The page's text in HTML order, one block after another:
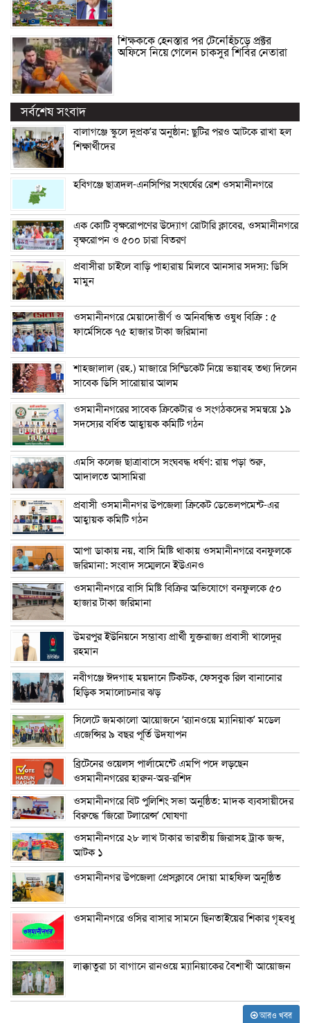
শিক্ষককে হেনস্তার পর টেনেহিঁচড়ে প্রক্টর
অফিসে নিয়ে গেলেন চাকসুর শিবির নেতারা
সর্বশেষ সংবাদ
বালাগঞ্জে স্কুলে দুপ্রক’র অনুষ্ঠান: ছুটির পরও আটকে রাখা হল
শিক্ষার্থীদের
হবিগঞ্জে ছাত্রদল-এনসিপির সংঘর্ষের রেশ ওসমানীনগরে
এক কোটি বৃক্ষরোপণের উদ্যোগ রোটারি ক্লাবের, ওসমানীনগরে
বৃক্ষরোপন ও ৫০০ চারা বিতরণ
প্রবাসীরা চাইলে বাড়ি পাহারায় মিলবে আনসার সদস্য: ডিসি
মামুন
ওসমানীনগরে মেয়াদোত্তীর্ণ ও অনিবন্ধিত ওষুধ বিক্রি : ৫
ফার্মেসিকে ৭৫ হাজার টাকা জরিমানা
শাহজালাল (রহ.) মাজারে সিন্ডিকেট নিয়ে ভয়াবহ তথ্য দিলেন
সাবেক ডিসি সারোয়ার আলম
ওসমানীনগরের সাবেক ক্রিকেটার ও সংগঠকদের সমন্বয়ে ১৯
সদস্যের বর্ধিত আহ্বায়ক কমিটি গঠন
এম‌সি কলেজ ছাত্রাবাসে সংঘবদ্ধ ধর্ষণ: রায় পড়া শুরু,
আদালতে আসামিরা
প্রবাসী ওসমানীনগর উপজেলা ক্রিকেট ডেভেলপমেন্ট-এর
আহ্বায়ক কমিটি গঠন
আপা ডাকায় নয়, বাসি মিষ্টি থাকায় ওসমানীনগরে বনফুলকে
জরিমানা: সংবাদ সম্মেলনে ইউএনও
ওসমানীনগরে বাসি মিষ্টি বিক্রির অভিযোগে বনফুলকে ৫০
হাজার টাকা জরিমানা
উমরপুর ইউনিয়নে সম্ভাব্য প্রার্থী যুক্তরাজ্য প্রবাসী খালেদুর
রহমান
নবীগঞ্জে ঈদগাহ ময়দানে টিকটক, ফেসবুক রিল বানানোর
হিড়িক সমালোচনার ঝড়
সিলেটে জমকালো আয়োজনে ‘র‍্যানওয়ে ম্যানিয়াক’ মডেল
এজেন্সির ৯ বছর পূর্তি উদযাপন
ব্রিটেনের ওয়েলস পার্লামেন্টে এমপি পদে লড়ছেন
ওসমানীনগরের হারুন-অর-রশিদ
ওসমানীনগরে বিট পুলিশিং সভা অনুষ্ঠিত: মাদক ব্যবসায়ীদের
বিরুদ্ধে ‘জিরো টলারেন্স’ ঘোষণা
ওসমানীনগরে ২৮ লাখ টাকার ভারতীয় জিরাসহ ট্রাক জব্দ,
আটক ১
ওসমানীনগর উপজেলা প্রেসক্লাবে দোয়া মাহফিল অনুষ্ঠিত
ওসমানীনগরে ওসির বাসার সামনে ছিনতাইয়ের শিকার গৃহবধু
লাক্কাতুরা চা বাগানে রানওয়ে ম্যানিয়াকের বৈশাখী আয়োজন
আরও খবর